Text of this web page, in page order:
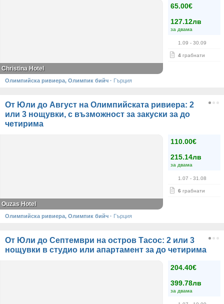
65.00€
127.12лв
за двама
1.09 - 30.09
4 грабнати
Christina Hotel
Олимпийска ривиера, Олимпик бийч · Гърция
От Юли до Август на Олимпийската ривиера: 2
или 3 нощувки, с възможност за закуски за до
четирима
110.00€
215.14лв
за двама
1.07 - 31.08
6 грабнати
Ouzas Hotel
Олимпийска ривиера, Олимпик бийч · Гърция
От Юли до Септември на остров Тасос: 2 или 3
нощувки в студио или апартамент за до четирима
204.40€
399.78лв
за двама